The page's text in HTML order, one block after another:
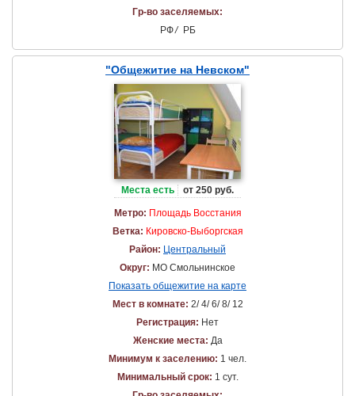
Гр-во заселяемых:
РФ/ РБ
"Общежитие на Невском"
Места есть от 250 руб.
Метро: Площадь Восстания
Ветка: Кировско-Выборгская
Район: Центральный
Округ: МО Смольнинское
Показать общежитие на карте
Мест в комнате: 2/ 4/ 6/ 8/ 12
Регистрация: Нет
Женские места: Да
Минимум к заселению: 1 чел.
Минимальный срок: 1 сут.